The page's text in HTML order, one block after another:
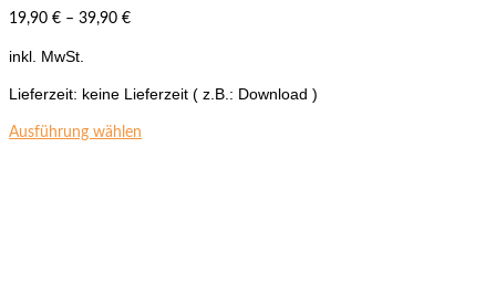
19,90 € – 39,90 €
inkl. MwSt.
Lieferzeit: keine Lieferzeit ( z.B.: Download )
Ausführung wählen